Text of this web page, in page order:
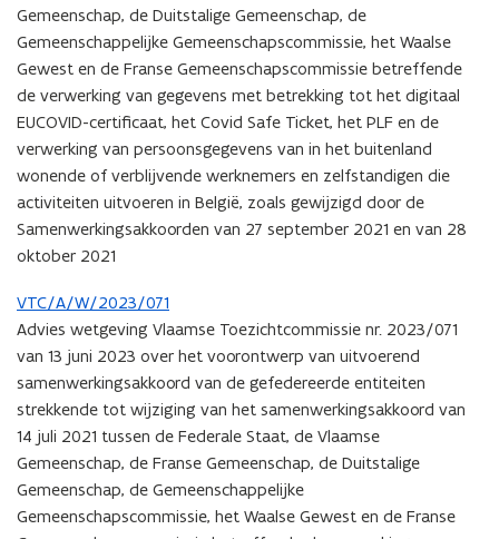
Gemeenschap, de Duitstalige Gemeenschap, de
Gemeenschappelijke Gemeenschapscommissie, het Waalse
Gewest en de Franse Gemeenschapscommissie betreffende
de verwerking van gegevens met betrekking tot het digitaal
EUCOVID-certificaat, het Covid Safe Ticket, het PLF en de
verwerking van persoonsgegevens van in het buitenland
wonende of verblijvende werknemers en zelfstandigen die
activiteiten uitvoeren in België, zoals gewijzigd door de
Samenwerkingsakkoorden van 27 september 2021 en van 28
oktober 2021
VTC/A/W/2023/071
Advies wetgeving Vlaamse Toezichtcommissie nr. 2023/071
van 13 juni 2023 over het voorontwerp van uitvoerend
samenwerkingsakkoord van de gefedereerde entiteiten
strekkende tot wijziging van het samenwerkingsakkoord van
14 juli 2021 tussen de Federale Staat, de Vlaamse
Gemeenschap, de Franse Gemeenschap, de Duitstalige
Gemeenschap, de Gemeenschappelijke
Gemeenschapscommissie, het Waalse Gewest en de Franse